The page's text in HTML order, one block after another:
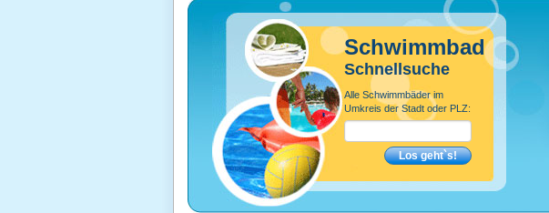
Schwimmbad
Schnellsuche
Alle Schwimmbäder im
Umkreis der Stadt oder PLZ: